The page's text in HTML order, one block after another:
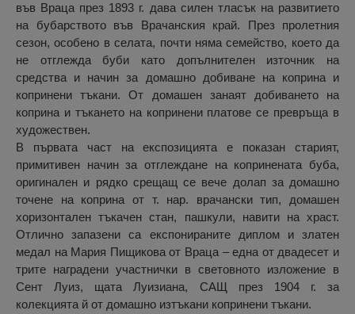
във Враца през 1893 г. дава силен тласък на развитието
на бубарството във Врачанския край. През пролетния
сезон, особено в селата, почти няма семейство, което да
не отглежда буби като допълнителен източник на
средства и начин за домашно добиване на коприна и
копринени тъкани. От домашен занаят добиването на
коприна и тъкането на копринени платове се превръща в
художествен.
В първата част на експозицията е показан старият,
примитивен начин за отглеждане на копринената буба,
оригинален и рядко срещащ се вече долап за домашно
точене на коприна от т. нар. врачански тип, домашен
хоризонтален тъкачен стан, пашкули, навити на храст.
Отлично запазени са експонираните диплом и златен
медал на Мария Пищикова от Враца – една от двадесет и
трите наградени участнички в световното изложение в
Сент Луиз, щата Луизиана, САЩ през 1904 г. за
колекцията й от домашно изтъкани копринени тъкани.